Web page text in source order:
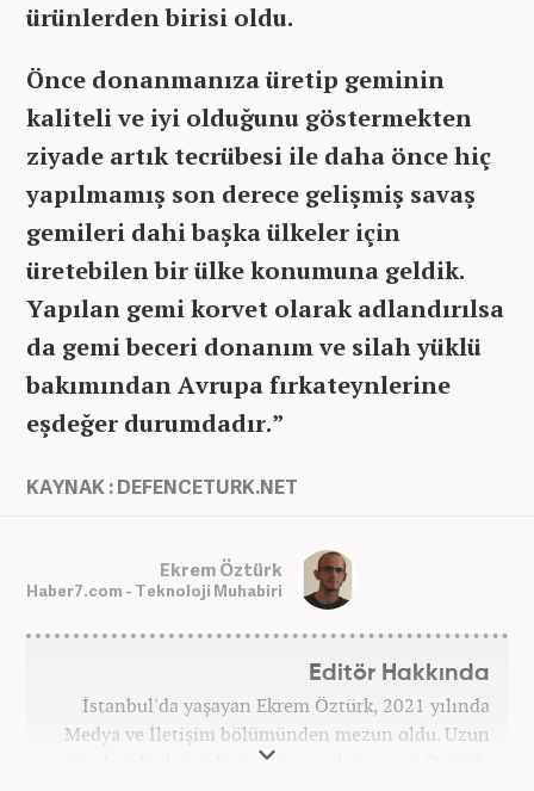
ürünlerden birisi oldu.
Önce donanmanıza üretip geminin
kaliteli ve iyi olduğunu göstermekten
ziyade artık tecrübesi ile daha önce hiç
yapılmamış son derece gelişmiş savaş
gemileri dahi başka ülkeler için
üretebilen bir ülke konumuna geldik.
Yapılan gemi korvet olarak adlandırılsa
da gemi beceri donanım ve silah yüklü
bakımından Avrupa fırkateynlerine
eşdeğer durumdadır.”
KAYNAK : DEFENCETURK.NET
Ekrem Öztürk
Haber7.com - Teknoloji Muhabiri
Editör Hakkında
İstanbul'da yaşayan Ekrem Öztürk, 2021 yılında
Medya ve İletişim bölümünden mezun oldu. Uzun
süre kendi alanında metin yazarlığı yapan Öztürk,